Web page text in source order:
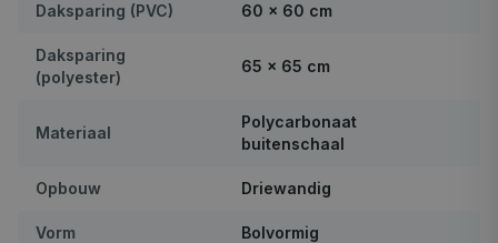
Daksparing (PVC) 60 × 60 cm
Daksparing
(polyester)
65 × 65 cm
Materiaal
Polycarbonaat
buitenschaal
Opbouw Driewandig
Vorm Bolvormig